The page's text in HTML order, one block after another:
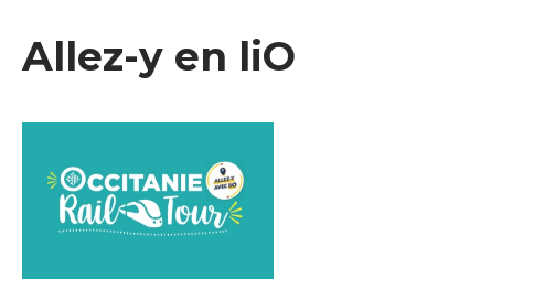
Allez-y en liO